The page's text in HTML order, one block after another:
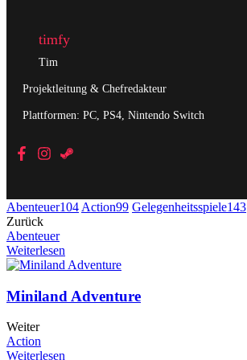
timfy
Tim
Projektleitung & Chefredakteur
Plattformen: PC, PS4, Nintendo Switch
Abenteuer104 Action99 Gelegenheitsspiele143
Zurück
Abenteuer
Weiterlesen
Miniland Adventure
Weiter
Action
Weiterlesen